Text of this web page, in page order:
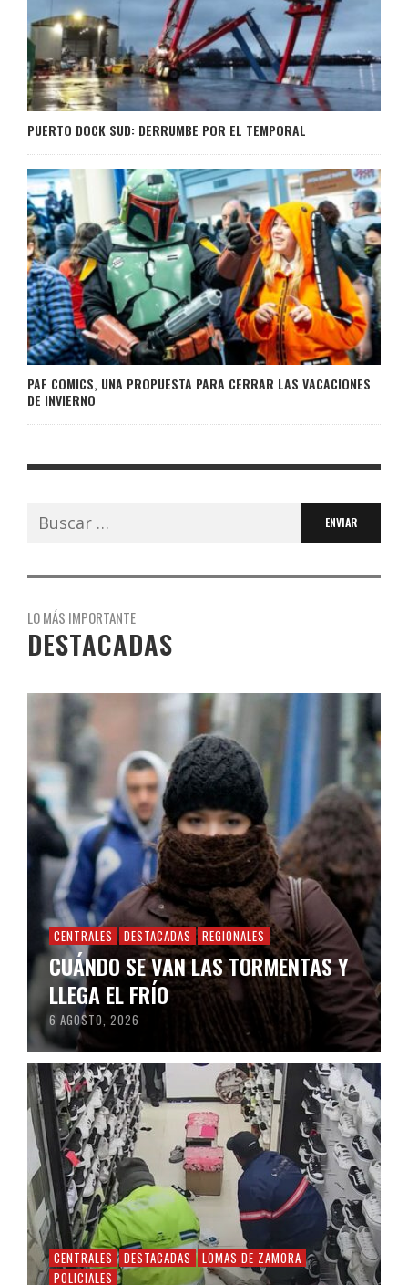
PUERTO DOCK SUD: DERRUMBE POR EL TEMPORAL
PAF COMICS, UNA PROPUESTA PARA CERRAR LAS VACACIONES
DE INVIERNO
Buscar:
LO MÁS IMPORTANTE
DESTACADAS
CENTRALES DESTACADAS REGIONALES
CUÁNDO SE VAN LAS TORMENTAS Y
LLEGA EL FRÍO
6 AGOSTO, 2026
CENTRALES DESTACADAS
LOMAS DE ZAMORA
POLICIALES